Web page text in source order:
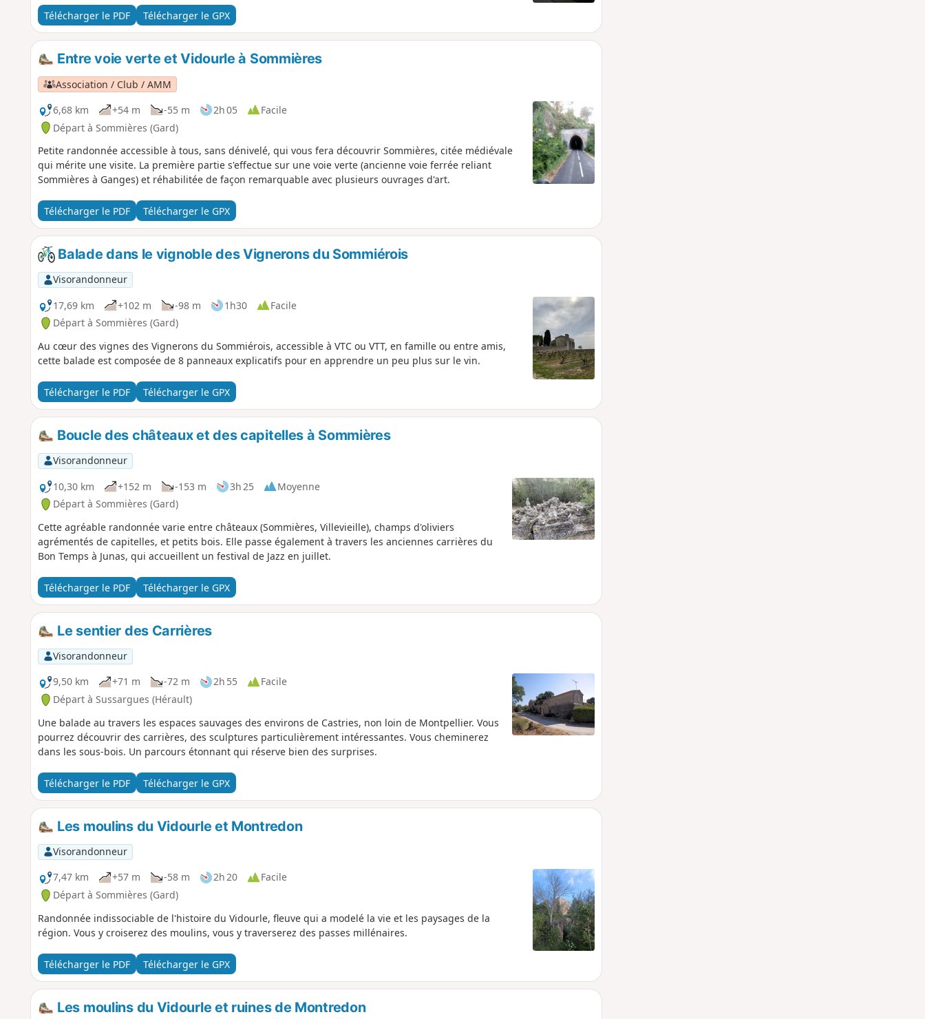
Télécharger le PDF Télécharger le GPX
Entre voie verte et Vidourle à Sommières
Association / Club / AMM
6,68 km
+54 m -55 m 2h 05
Facile
Départ à Sommières (Gard)
Petite randonnée accessible à tous, sans dénivelé, qui vous fera découvrir Sommières, citée médiévale
qui mérite une visite. La première partie s'effectue sur une voie verte (ancienne voie ferrée reliant
Sommières à Ganges) et réhabilitée de façon remarquable avec plusieurs ouvrages d'art.
Télécharger le PDF Télécharger le GPX
Balade dans le vignoble des Vignerons du Sommiérois
Visorandonneur
17,69 km
+102 m -98 m 1h30
Facile
Départ à Sommières (Gard)
Au cœur des vignes des Vignerons du Sommiérois, accessible à VTC ou VTT, en famille ou entre amis,
cette balade est composée de 8 panneaux explicatifs pour en apprendre un peu plus sur le vin.
Télécharger le PDF Télécharger le GPX
Boucle des châteaux et des capitelles à Sommières
Visorandonneur
10,30 km
+152 m -153 m 3h 25
Moyenne
Départ à Sommières (Gard)
Cette agréable randonnée varie entre châteaux (Sommières, Villevieille), champs d'oliviers
agrémentés de capitelles, et petits bois. Elle passe également à travers les anciennes carrières du
Bon Temps à Junas, qui accueillent un festival de Jazz en juillet.
Télécharger le PDF Télécharger le GPX
Le sentier des Carrières
Visorandonneur
9,50 km
+71 m -72 m 2h 55
Facile
Départ à Sussargues (Hérault)
Une balade au travers les espaces sauvages des environs de Castries, non loin de Montpellier. Vous
pourrez découvrir des carrières, des sculptures particulièrement intéressantes. Vous cheminerez
dans les sous-bois. Un parcours étonnant qui réserve bien des surprises.
Télécharger le PDF Télécharger le GPX
Les moulins du Vidourle et Montredon
Visorandonneur
7,47 km
+57 m -58 m 2h 20
Facile
Départ à Sommières (Gard)
Randonnée indissociable de l'histoire du Vidourle, fleuve qui a modelé la vie et les paysages de la
région. Vous y croiserez des moulins, vous y traverserez des passes millénaires.
Télécharger le PDF Télécharger le GPX
Les moulins du Vidourle et ruines de Montredon